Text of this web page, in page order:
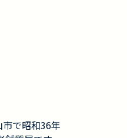
で昭和36年